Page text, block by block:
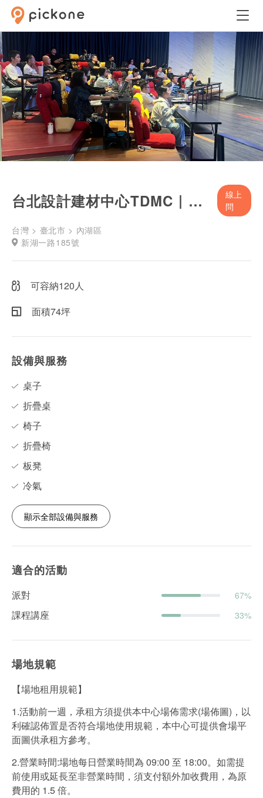
台北設計建材中心TDMC｜室內多功能空間
線上
問
台灣 > 臺北市 > 內湖區
新湖一路185號
可容納120人
面積74坪
設備與服務
桌子
折疊桌
椅子
折疊椅
板凳
冷氣
顯示全部設備與服務
適合的活動
派對 67%
課程講座 33%
場地規範
【場地租用規範】
1.活動前一週，承租方須提供本中心場佈需求(場佈圖)，以
利確認佈置是否符合場地使用規範，本中心可提供會場平
面圖供承租方參考。
2.營業時間:場地每日營業時間為 09:00 至 18:00。如需提
前使用或延長至非營業時間，須支付額外加收費用，為原
費用的 1.5 倍。